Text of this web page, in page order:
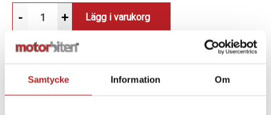
Samtycke Information Om
- + Lägg i varukorg